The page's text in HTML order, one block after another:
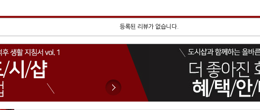
등록된 리뷰가 없습니다.